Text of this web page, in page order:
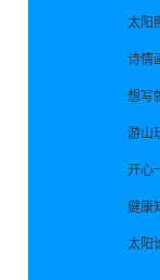
太阳
诗情
想写
游山
开心
健康
太阳